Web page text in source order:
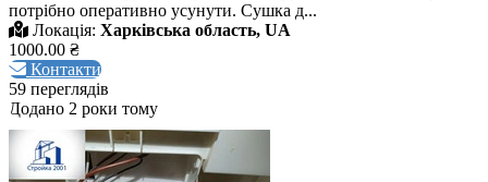
потрібно оперативно усунути. Сушка д...
Локація: Харківська область, UA
1000.00 ₴
Контакти
59 переглядів
Додано 2 роки тому